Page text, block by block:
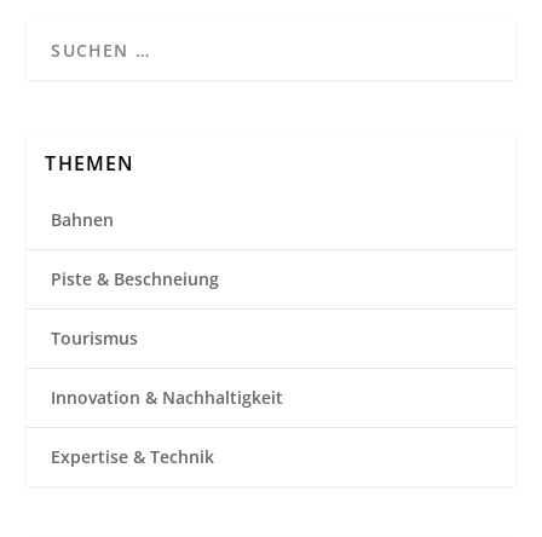
THEMEN
Bahnen
Piste & Beschneiung
Tourismus
Innovation & Nachhaltigkeit
Expertise & Technik